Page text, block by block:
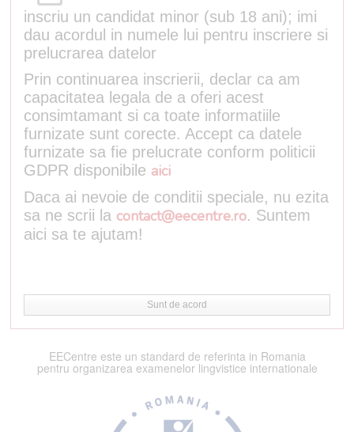
inscriu un candidat minor (sub 18 ani); imi
dau acordul in numele lui pentru inscriere si
prelucrarea datelor
Prin continuarea inscrierii, declar ca am
capacitatea legala de a oferi acest
consimtamant si ca toate informatiile
furnizate sunt corecte. Accept ca datele
furnizate sa fie prelucrate conform politicii
GDPR disponibile aici
Daca ai nevoie de conditii speciale, nu ezita
sa ne scrii la contact@eecentre.ro. Suntem
aici sa te ajutam!
Sunt de acord
EECentre este un standard de referinta in Romania
pentru organizarea examenelor lingvistice internationale